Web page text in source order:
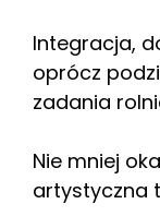
Integracja,
oprócz
zadania
Nie mniej
artystyczna